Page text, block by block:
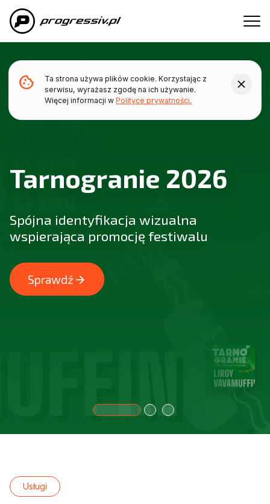
cookie
Ta strona używa plików cookie. Korzystając z
serwisu, wyrażasz zgodę na ich używanie.
Więcej informacji w Polityce prywatności.
close
Tarnogranie 2026
Spójna identyfikacja wizualna
wspierająca promocję festiwalu
Sprawdź arrow_forward
Usługi